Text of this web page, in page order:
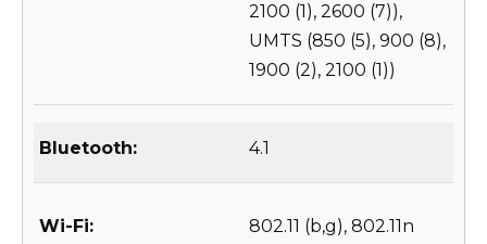
2100 (1), 2600 (7)),
UMTS (850 (5), 900 (8),
1900 (2), 2100 (1))
Bluetooth: 4.1
Wi-Fi:
802.11 (b,g), 802.11n